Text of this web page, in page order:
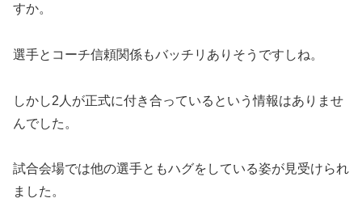
すか。
選手とコーチ信頼関係もバッチリありそうですしね。
しかし2人が正式に付き合っているという情報はありませ
んでした。
試合会場では他の選手ともハグをしている姿が見受けられ
ました。